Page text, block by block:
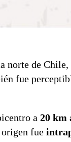
norte de Chile,
fue
a 20 km
fue